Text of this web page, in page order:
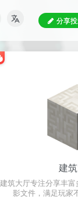
分享
建
建筑大厅专注分享丰
影文件，满足玩家